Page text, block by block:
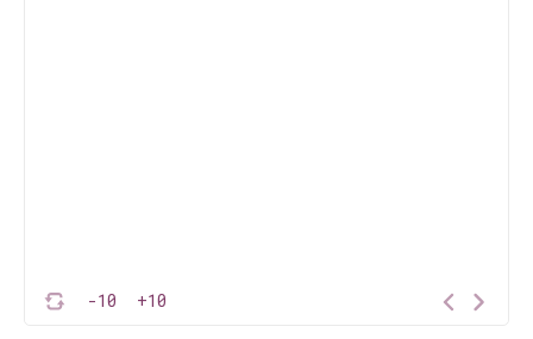
-10 +10